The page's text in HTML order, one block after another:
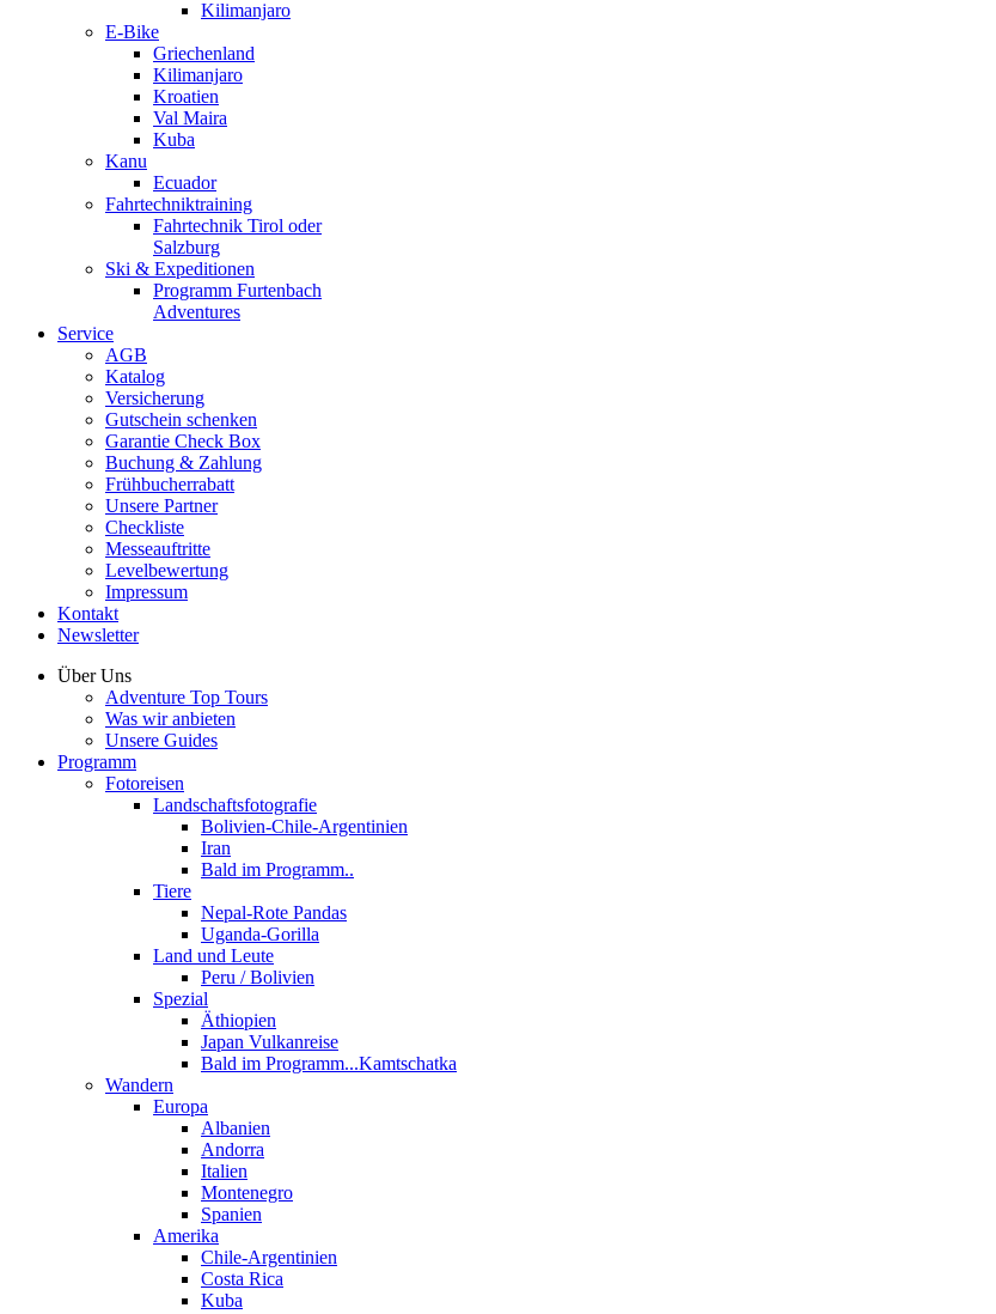
Kilimanjaro
E-Bike
Griechenland
Kilimanjaro
Kroatien
Val Maira
Kuba
Kanu
Ecuador
Fahrtechniktraining
Fahrtechnik Tirol oder
Salzburg
Ski & Expeditionen
Programm Furtenbach
Adventures
Service
AGB
Katalog
Versicherung
Gutschein schenken
Garantie Check Box
Buchung & Zahlung
Frühbucherrabatt
Unsere Partner
Checkliste
Messeauftritte
Levelbewertung
Impressum
Kontakt
Newsletter
Über Uns
Adventure Top Tours
Was wir anbieten
Unsere Guides
Programm
Fotoreisen
Landschaftsfotografie
Bolivien-Chile-Argentinien
Iran
Bald im Programm..
Tiere
Nepal-Rote Pandas
Uganda-Gorilla
Land und Leute
Peru / Bolivien
Spezial
Äthiopien
Japan Vulkanreise
Bald im Programm...Kamtschatka
Wandern
Europa
Albanien
Andorra
Italien
Montenegro
Spanien
Amerika
Chile-Argentinien
Costa Rica
Kuba